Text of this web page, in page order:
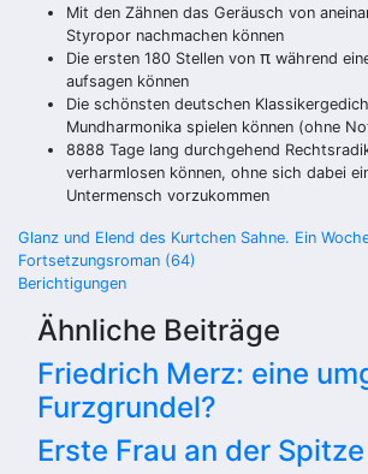
Mit den Zähnen das Geräusch von
Styropor nachmachen können
Die ersten 180 Stellen von π während
aufsagen können
Die schönsten deutschen
Mundharmonika spielen können (ohne
8888 Tage lang durchgehend
verharmlosen können, ohne sich dabei
Untermensch vorzukommen
Beitragsnavigation
Glanz und Elend des Kurtchen Sahne. Ein
Fortsetzungsroman (64)
Berichtigungen
Ähnliche Beiträge
Friedrich Merz: eine
Furzgrundel?
Erste Frau an der